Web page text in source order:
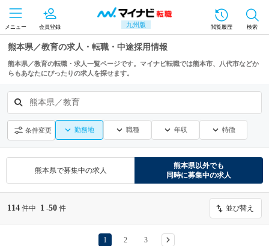
九州版
メニュー 会員登録 閲覧履歴 検索
熊本県／教育の求人・転職・中途採用情報
熊本県／教育の転職・求人一覧ページです。マイナビ転職では熊本市、八代市などか
らもあなたにぴったりの求人を探せます。
熊本県／教育
条件変更 勤務地 職種 年収 特徴
熊本県で募集中の求人
熊本県以外でも
同時に募集中の求人
114 件中 1 -50 件 並び替え
1 2 3